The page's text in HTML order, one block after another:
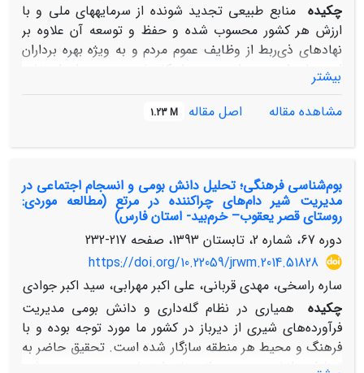
چکیده
منابع طبیعی تجدید شونده از سرمایه‏های ملی و با
ارزش هر کشور محسوب شده و حفظ و توسعه آن علاوه بر
نهاد‏های ذی‌ربط از وظایف عموم مردم و به ویژه بهره برداران
این منابع است. در این زمینه راهکارهای متنوعی برای استفاده
بهینه و حفاظت پایدار منابع طبیعی، بال اخص مراتع مطرح
شده که در میان آنها مدیریت مشارکتی مورد تاکید قرار گرفته
پیشروی مدیریت مشارکتی، به تحلیل شبکه تلفیقی نهاد- بهره
مرتع) بر اساس رویکرد تحلیل شبکه اجتماعی در روستای قصر
یعقوب شهرستان صفاشهر پرداخته شده است. نتایج حاصله
حاکی از آن ست که میزان انسجام میان بهره برداران مراتع و
نهادهای مرتبط با شبکه نهادی مرتع و همچنین پایداری شبکه
مورد بررسی در منطقه مورد مطالعه در حد متوسط است و دو
نهاد شورای اسلامی روستا و اداره جهاد کشاورزی دارای اقتدار
بالاتری نسبت به سایرین و به عبارتی کنشگران کلیدی در میان
نهاد‏های مورد بررسی هستند. لذا بر اساس نتایج حاصله
می‌توان بیان نمود که تقویت انسجام در بین کنشگران مورد
مطالعه و همچنین شناخت کنشگران کلیدی در سطوح مختلف
بیشتر
مشاهده مقاله
اصل مقاله 1.23 M
بوم‌شناسی فرهنگی؛ تحلیل دانش بومی و انسجام اجتماعی در
مدیریت شیر دام‌های چراکننده در مرتع (مطالعه موردی:
روستای قصر یعقوب‌– خرم‌بید- استان فارس)
دوره 67، شماره 2، تابستان 1393، صفحه
217-232
https://doi.org/10.22059/jrwm.2014.51828
ساره راسخی، مهدی قربانی، علی اکبر مهرابی، سید اکبر جوادی
چکیده
همیاری در نظام گله‌داری و دانش بومی مدیریت
فرآورده‌های شیری از دیرباز در کشور ما مورد توجه بوده و با
فرهنگ و محیط هر منطقه سازگار شده است. تحقیق حاضر به
تحلیل دانش بومی و انسجام اجتماعی در مدیریت شیر